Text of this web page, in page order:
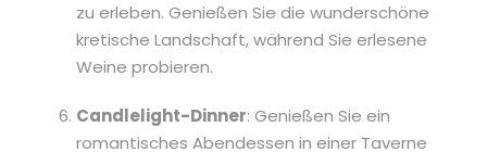
zu erleben. Genießen Sie die wunderschöne
kretische Landschaft, während Sie erlesene
Weine probieren.
Candlelight-Dinner: Genießen Sie ein
romantisches Abendessen in einer Taverne